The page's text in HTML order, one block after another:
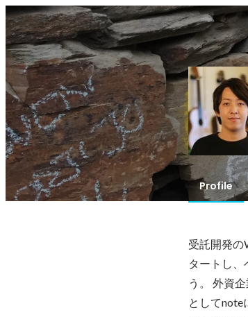
Profile
受託開発の
タートし
う。 外資
としてnote